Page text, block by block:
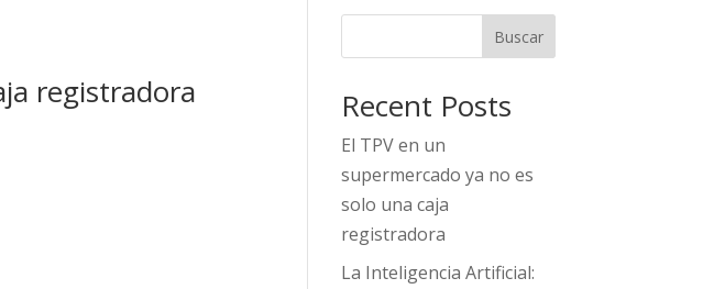
registradora
Buscar
Recent Posts
El TPV en un
supermercado ya no es
solo una caja
registradora
La Inteligencia Artificial: